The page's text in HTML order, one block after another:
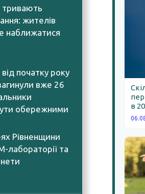
тривають
жителів
наближатися
початку року
вже 26
обережними
Рівненщини
лабораторії та
в